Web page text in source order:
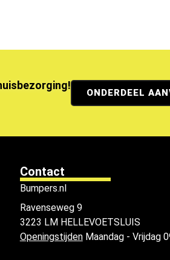
ONDERDEEL
Contact
Bumpers.nl
Ravenseweg 9
3223 LM HELLEVOETSLUIS
OpeningstijdenMaandag - Vrijdag